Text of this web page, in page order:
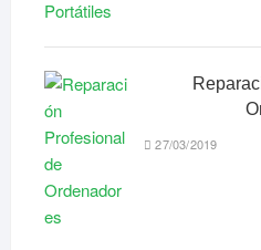
27/03/2019